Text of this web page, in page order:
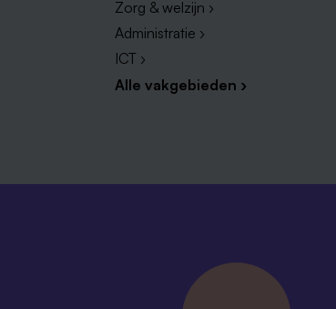
Zorg & welzijn ›
Administratie ›
ICT ›
Alle vakgebieden ›